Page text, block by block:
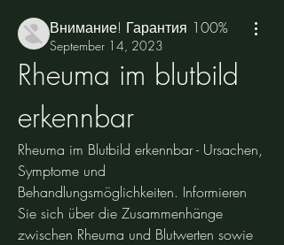
Внимание! Гарантия 100%
September 14, 2023
Rheuma im blutbild
erkennbar
Rheuma im Blutbild erkennbar - Ursachen,
Symptome und
Behandlungsmöglichkeiten. Informieren
Sie sich über die Zusammenhänge
zwischen Rheuma und Blutwerten sowie